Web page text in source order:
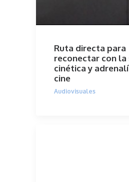
Ruta directa para
reconectar con la
cinética y
cine
Audiovisuales